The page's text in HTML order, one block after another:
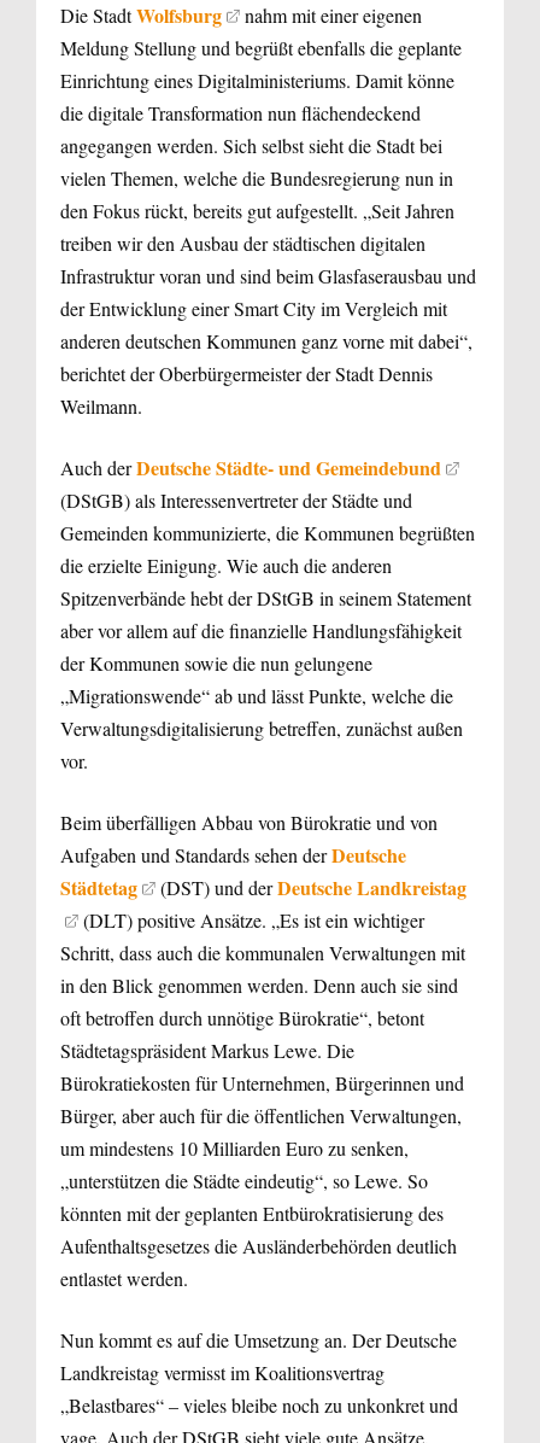
Die StadtWolfsburg
nahm mit einer eigenen
Meldung Stellung und begrüßt ebenfalls die geplante
Einrichtung eines Digitalministeriums. Damit könne
die digitale Transformation nun flächendeckend
angegangen werden. Sich selbst sieht die Stadt bei
vielen Themen, welche die Bundesregierung nun in
den Fokus rückt, bereits gut aufgestellt. „Seit Jahren
treiben wir den Ausbau der städtischen digitalen
Infrastruktur voran und sind beim Glasfaserausbau und
der Entwicklung einer Smart City im Vergleich mit
anderen deutschen Kommunen ganz vorne mit dabei“,
berichtet der Oberbürgermeister der Stadt Dennis
Weilmann.
Auch derDeutsche Städte- und Gemeindebund
(DStGB) als Interessenvertreter der Städte und
Gemeinden kommunizierte, die Kommunen begrüßten
die erzielte Einigung. Wie auch die anderen
Spitzenverbände hebt der DStGB in seinem Statement
aber vor allem auf die finanzielle Handlungsfähigkeit
der Kommunen sowie die nun gelungene
„Migrationswende“ ab und lässt Punkte, welche die
Verwaltungsdigitalisierung betreffen, zunächst außen
vor.
Beim überfälligen Abbau von Bürokratie und von
Aufgaben und Standards sehen derDeutsche
Städtetag
(DST) und derDeutsche Landkreistag
(DLT) positive Ansätze. „Es ist ein wichtiger
Schritt, dass auch die kommunalen Verwaltungen mit
in den Blick genommen werden. Denn auch sie sind
oft betroffen durch unnötige Bürokratie“, betont
Städtetagspräsident Markus Lewe. Die
Bürokratiekosten für Unternehmen, Bürgerinnen und
Bürger, aber auch für die öffentlichen Verwaltungen,
um mindestens 10 Milliarden Euro zu senken,
„unterstützen die Städte eindeutig“, so Lewe. So
könnten mit der geplanten Entbürokratisierung des
Aufenthaltsgesetzes die Ausländerbehörden deutlich
entlastet werden.
Nun kommt es auf die Umsetzung an. Der Deutsche
Landkreistag vermisst im Koalitionsvertrag
„Belastbares“ – vieles bleibe noch zu unkonkret und